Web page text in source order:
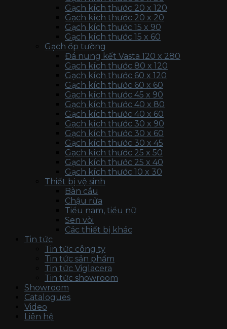
Gạch kích thước 20 x 120
Gạch kích thước 20 x 20
Gạch kích thước 15 x 90
Gạch kích thước 15 x 60
Gạch ốp tường
Đá nung kết Vasta 120 x 280
Gạch kích thước 80 x 120
Gạch kích thước 60 x 120
Gạch kích thước 60 x 60
Gạch kích thước 45 x 90
Gạch kích thước 40 x 80
Gạch kích thước 40 x 60
Gạch kích thước 30 x 90
Gạch kích thước 30 x 60
Gạch kích thước 30 x 45
Gạch kích thước 25 x 50
Gạch kích thước 25 x 40
Gạch kích thước 10 x 30
Thiết bị vệ sinh
Bàn cầu
Chậu rửa
Tiểu nam, tiểu nữ
Sen vòi
Các thiết bị khác
Tin tức
Tin tức công ty
Tin tức sản phẩm
Tin tức Viglacera
Tin tức showroom
Showroom
Catalogues
Video
Liên hệ